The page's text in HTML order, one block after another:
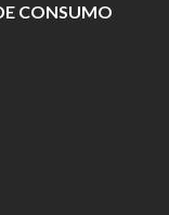
CONSUMO